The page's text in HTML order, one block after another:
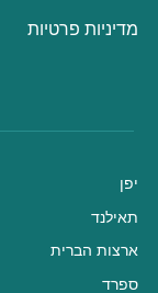
מדיניות פרטיות
יפן
תאילנד
ארצות הברית
ספרד